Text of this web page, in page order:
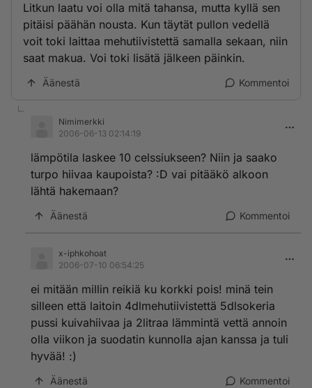
Litkun laatu voi olla mitä tahansa, mutta kyllä sen
pitäisi päähän nousta. Kun täytät pullon vedellä
voit toki laittaa mehutiivistettä samalla sekaan, niin
saat makua. Voi toki lisätä jälkeen päinkin.
Äänestä Kommentoi
Nimimerkki
2006-06-13 02:14:19
lämpötila laskee 10 celssiukseen? Niin ja saako
turpo hiivaa kaupoista? :D vai pitääkö alkoon
lähtä hakemaan?
Äänestä Kommentoi
x-iphkohoat
2006-07-10 06:54:25
ei mitään millin reikiä ku korkki pois! minä tein
silleen että laitoin 4dlmehutiivistettä 5dlsokeria
pussi kuivahiivaa ja 2litraa lämmintä vettä annoin
olla viikon ja suodatin kunnolla ajan kanssa ja tuli
hyvää! :)
Äänestä Kommentoi